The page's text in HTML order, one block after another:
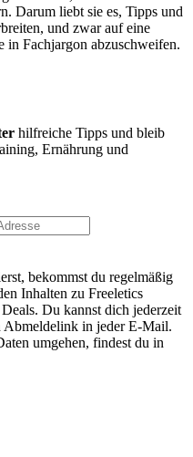
Darum liebt sie es, Tipps und
und zwar auf eine
in Fachjargon abzuschweifen.
hilfreiche Tipps und bleib
Ernährung und
bekommst du regelmäßig
Inhalten zu Freeletics
Du kannst dich jederzeit
Abmeldelink in jeder E-Mail.
umgehen, findest du in